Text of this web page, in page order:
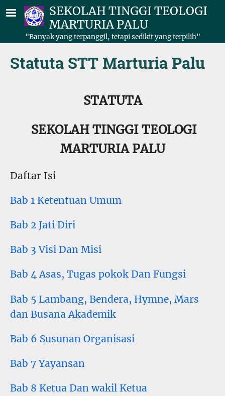
Lompat ke isi utamaSEKOLAH TINGGI TEOLOGI
MARTURIA PALU
"Banyak yang terpanggil, tetapi sedikit yang terpilih"
Statuta STT Marturia Palu
STATUTA
SEKOLAH TINGGI TEOLOGI
MARTURIA PALU
Daftar Isi
Bab 1 Ketentuan Umum
Bab 2 Jati Diri
Bab 3 Visi Dan Misi
Bab 4 Asas, Tugas pokok Dan Fungsi
Bab 5 Lambang, Bendera, Hymne, Mars
dan Busana Akademik
Bab 6 Susunan Organisasi
Bab 7 Yayansan
Bab 8 Ketua Dan wakil Ketua